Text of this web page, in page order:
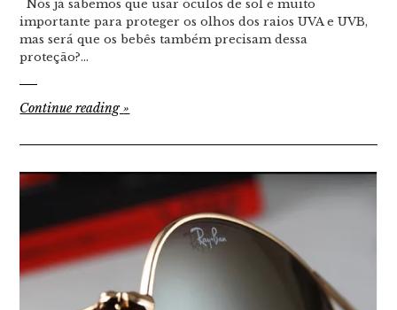
Nós já sabemos que usar óculos de sol é muito
importante para proteger os olhos dos raios UVA e UVB,
mas será que os bebês também precisam dessa
proteção?…
Continue reading»